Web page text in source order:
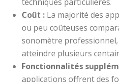
Coût : La majorité des
ou peu coûteuses
sonomètre
atteindre plusieurs
Fonctionnalités
applications offrent des